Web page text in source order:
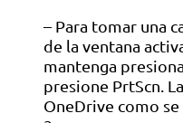
– Para tomar una
de la ventana
mantenga
presione PrtScn.
OneDrive como